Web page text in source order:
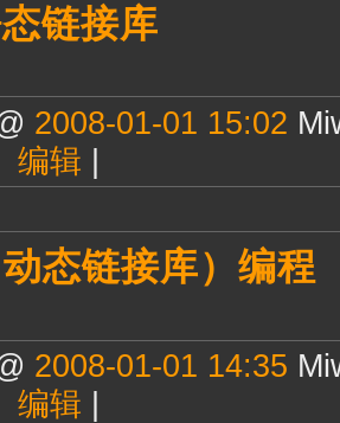
链接库
2008-01-01 15:02
编辑
态链接库）编程
2008-01-01 14:35
编辑